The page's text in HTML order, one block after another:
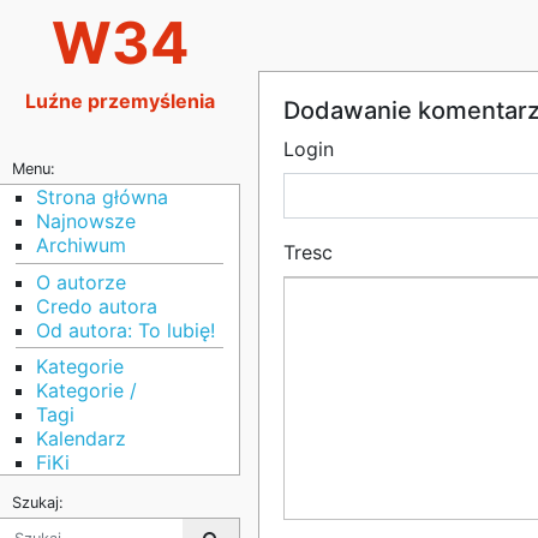
W34
Luźne przemyślenia
Menu:
Strona główna
Najnowsze
Archiwum
O autorze
Credo autora
Od autora: To lubię!
Kategorie
Kategorie /
Tagi
Kalendarz
FiKi
Szukaj:
Dodawanie
Login
Tresc